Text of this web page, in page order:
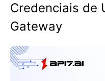
Credenciais de
Gateway